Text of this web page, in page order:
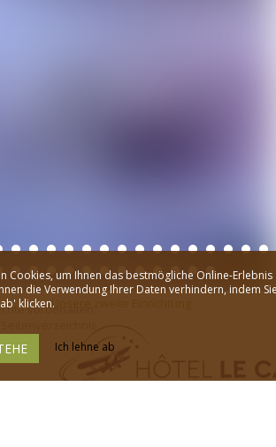
Unsere zweite Einrichtung
vorbehalten
Cookies, um Ihnen das bestmögliche Online-Erlebnis
die Verwendung Ihrer Daten verhindern, indem
klicken.
Ich lehne ab